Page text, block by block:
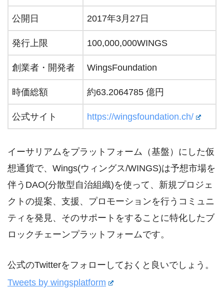
公開日 2017年3月27日
発行上限 100,000,000WINGS
創業者・開発者 WingsFoundation
時価総額 約63.2064785 億円
公式サイト https://wingsfoundation.ch/
イーサリアムをプラットフォーム（基盤）にした仮
想通貨で、Wings(ウィングス/WINGS)は予想市場を
伴うDAO(分散型自治組織)を使って、新規プロジェ
クトの提案、支援、プロモーションを行うコミュニ
ティを発見、そのサポートをすることに特化したブ
ロックチェーンプラットフォームです。
公式のTwitterをフォローしておくと良いでしょう。
Tweets by wingsplatform